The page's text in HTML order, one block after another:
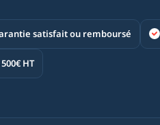
satisfait ou remboursé
HT